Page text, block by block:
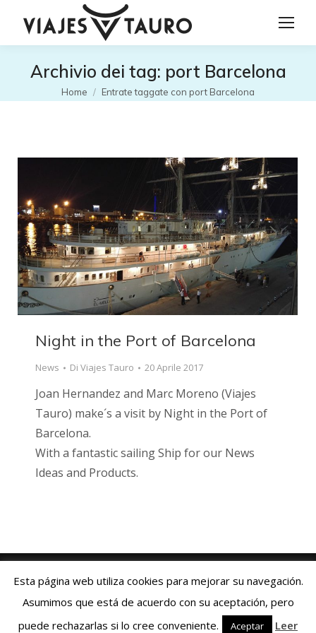
Archivio dei tag: port Barcelona
Tu sei qui:
Home Entrate taggate con port Barcelona
Night in the Port of Barcelona
News Di Viajes Tauro 20 Aprile 2017
Joan Hernandez and Marc Moreno (Viajes
Tauro) make´s a visit by Night in the Port of
Barcelona.
With a fantastic sailing Ship for our News
Ideas and Products.
Aviso Legal|Política de Cookies|Contacto:+34 93 769 06 55
Esta página web utiliza cookies para mejorar su navegación.
Asumimos que está de acuerdo con su aceptación, pero
puede rechazarlas si lo cree conveniente.
Aceptar Leer
English
Français